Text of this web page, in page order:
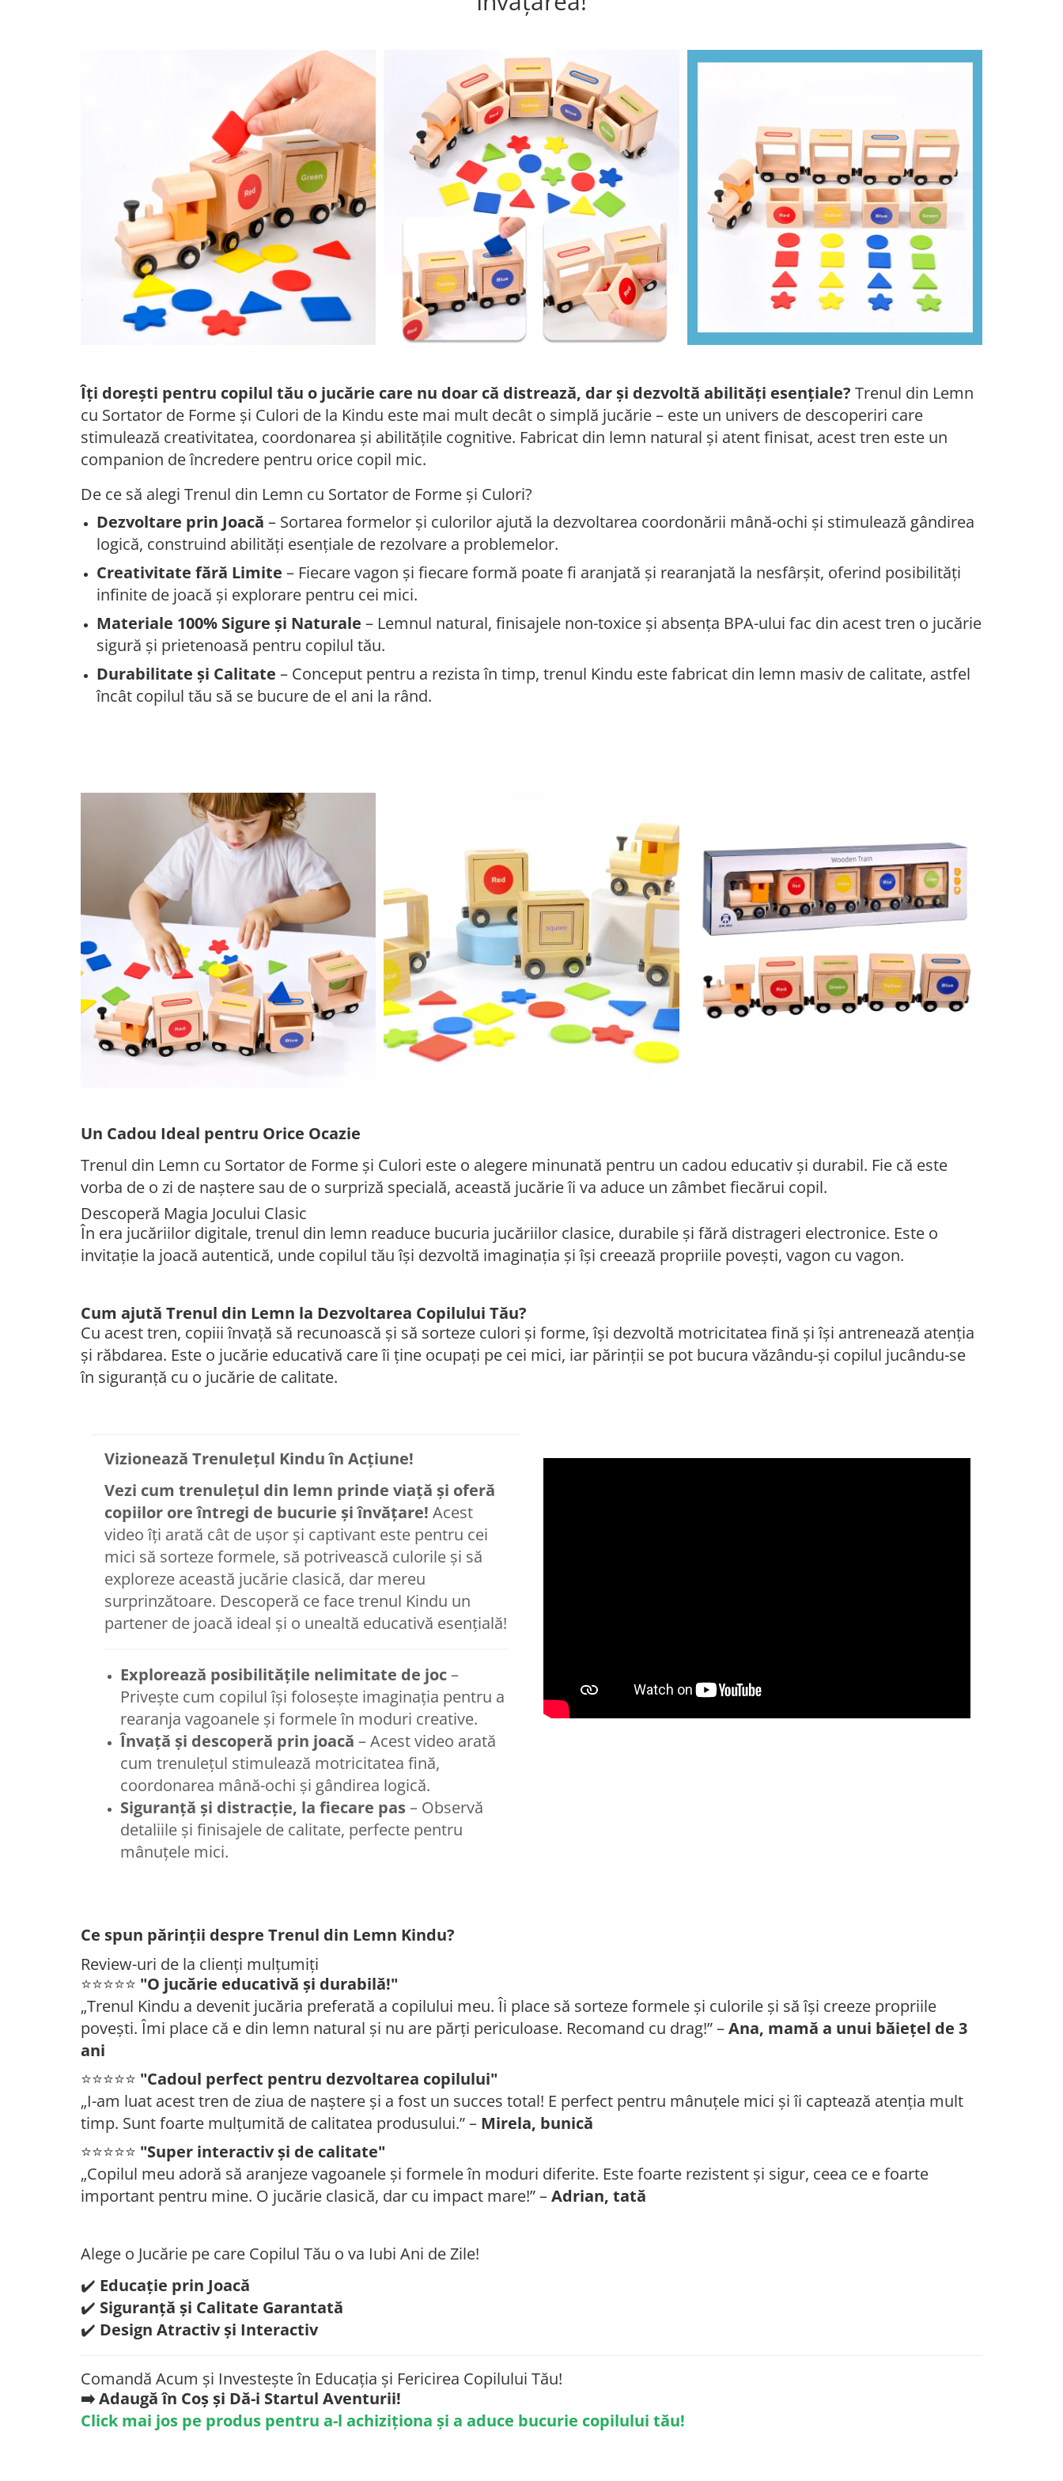
Îți dorești pentru copilul tău o jucărie care nu doar că distrează, dar și dezvoltă abilități esențiale? Trenul din Lemn
cu Sortator de Forme și Culori de la Kindu este mai mult decât o simplă jucărie – este un univers de descoperiri care
stimulează creativitatea, coordonarea și abilitățile cognitive. Fabricat din lemn natural și atent finisat, acest tren este un
companion de încredere pentru orice copil mic.
De ce să alegi Trenul din Lemn cu Sortator de Forme și Culori?
Dezvoltare prin Joacă – Sortarea formelor și culorilor ajută la dezvoltarea coordonării mână-ochi și stimulează gândirea
logică, construind abilități esențiale de rezolvare a problemelor.
Creativitate fără Limite – Fiecare vagon și fiecare formă poate fi aranjată și rearanjată la nesfârșit, oferind posibilități
infinite de joacă și explorare pentru cei mici.
Materiale 100% Sigure și Naturale – Lemnul natural, finisajele non-toxice și absența BPA-ului fac din acest tren o jucărie
sigură și prietenoasă pentru copilul tău.
Durabilitate și Calitate – Conceput pentru a rezista în timp, trenul Kindu este fabricat din lemn masiv de calitate, astfel
încât copilul tău să se bucure de el ani la rând.
Un Cadou Ideal pentru Orice Ocazie
Trenul din Lemn cu Sortator de Forme și Culori este o alegere minunată pentru un cadou educativ și durabil. Fie că este
vorba de o zi de naștere sau de o surpriză specială, această jucărie îi va aduce un zâmbet fiecărui copil.
Descoperă Magia Jocului Clasic
În era jucăriilor digitale, trenul din lemn readuce bucuria jucăriilor clasice, durabile și fără distrageri electronice. Este o
invitație la joacă autentică, unde copilul tău își dezvoltă imaginația și își creează propriile povești, vagon cu vagon.
Cum ajută Trenul din Lemn la Dezvoltarea Copilului Tău?
Cu acest tren, copiii învață să recunoască și să sorteze culori și forme, își dezvoltă motricitatea fină și își antrenează atenția
și răbdarea. Este o jucărie educativă care îi ține ocupați pe cei mici, iar părinții se pot bucura văzându-și copilul jucându-se
în siguranță cu o jucărie de calitate.
Vizionează Trenulețul Kindu în Acțiune!
Vezi cum trenulețul din lemn prinde viață și oferă
copiilor ore întregi de bucurie și învățare! Acest
video îți arată cât de ușor și captivant este pentru cei
mici să sorteze formele, să potrivească culorile și să
exploreze această jucărie clasică, dar mereu
surprinzătoare. Descoperă ce face trenul Kindu un
partener de joacă ideal și o unealtă educativă esențială!
Explorează posibilitățile nelimitate de joc–
Privește cum copilul își folosește imaginația pentru a
rearanja vagoanele și formele în moduri creative.
Învață și descoperă prin joacă – Acest video arată
cum trenulețul stimulează motricitatea fină,
coordonarea mână-ochi și gândirea logică.
Siguranță și distracție, la fiecare pas– Observă
detaliile și finisajele de calitate, perfecte pentru
mânuțele mici.
Ce spun părinții despre Trenul din Lemn Kindu?
Review-uri de la clienți mulțumiți
⭐️⭐️⭐️⭐️⭐️ "O jucărie educativă și durabilă!"
„Trenul Kindu a devenit jucăria preferată a copilului meu. Îi place să sorteze formele și culorile și să își creeze propriile
povești. Îmi place că e din lemn natural și nu are părți periculoase. Recomand cu drag!” –Ana, mamă a unui băiețel de 3
ani
⭐️⭐️⭐️⭐️⭐️ "Cadoul perfect pentru dezvoltarea copilului"
„I-am luat acest tren de ziua de naștere și a fost un succes total! E perfect pentru mânuțele mici și îi captează atenția mult
timp. Sunt foarte mulțumită de calitatea produsului.” – Mirela, bunică
⭐️⭐️⭐️⭐️⭐️ "Super interactiv și de calitate"
„Copilul meu adoră să aranjeze vagoanele și formele în moduri diferite. Este foarte rezistent și sigur, ceea ce e foarte
important pentru mine. O jucărie clasică, dar cu impact mare!” –Adrian, tată
Alege o Jucărie pe care Copilul Tău o va Iubi Ani de Zile!
✔️ Educație prin Joacă
✔️ Siguranță și Calitate Garantată
✔️ Design Atractiv și Interactiv
Comandă Acum și Investește în Educația și Fericirea Copilului Tău!
➡️ Adaugă în Coș și Dă-i Startul Aventurii!
Click mai jos pe produs pentru a-l achiziționa și a aduce bucurie copilului tău!